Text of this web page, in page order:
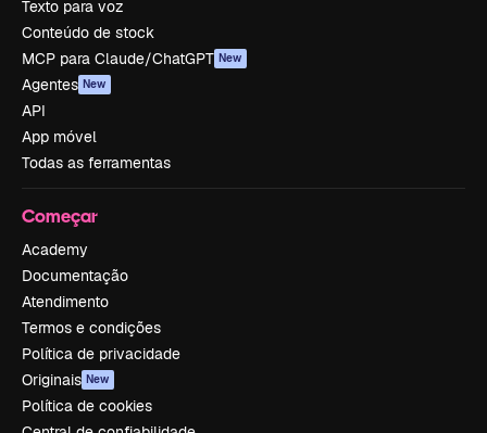
Texto para voz
Conteúdo de stock
MCP para Claude/ChatGPT New
Agentes New
API
App móvel
Todas as ferramentas
Começar
Academy
Documentação
Atendimento
Termos e condições
Política de privacidade
Originais New
Política de cookies